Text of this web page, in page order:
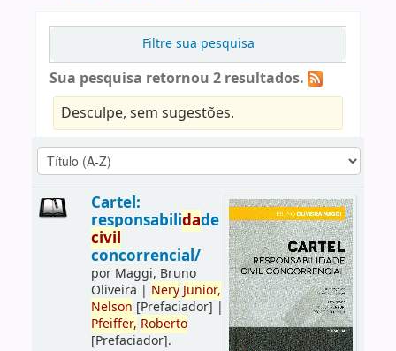
Filtre sua pesquisa
Sua pesquisa retornou 2 resultados.
Desculpe, sem sugestões.
Cartel:
responsabilidade
civil
concorrencial/
por Maggi, Bruno
Oliveira | Nery Junior,
Nelson [Prefaciador] |
Pfeiffer, Roberto
[Prefaciador].